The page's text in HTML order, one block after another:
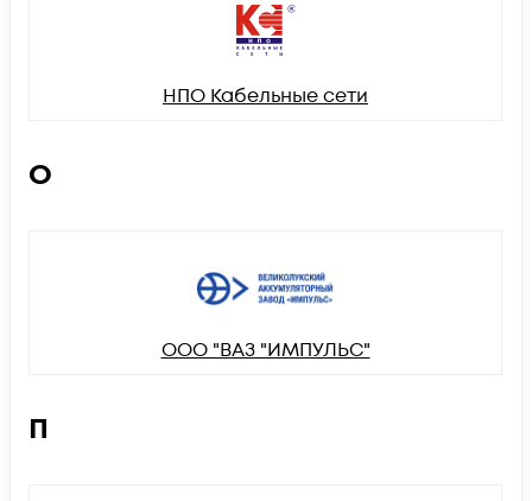
НПО Кабельные сети
О
ООО "ВАЗ "ИМПУЛЬС"
П